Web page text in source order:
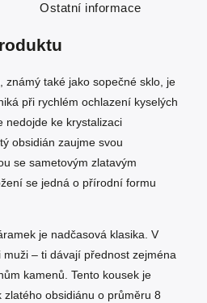
Ostatní informace
známý také jako sopečné sklo, je
při rychlém ochlazení kyselých
nedojde ke krystalizaci
obsidián zaujme svou
se sametovým zlatavým
se jedná o přírodní formu
je nadčasová klasika. V
– ti dávají přednost zejména
kamenů. Tento kousek je
zlatého obsidiánu o průměru 8